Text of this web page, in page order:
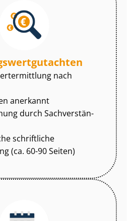
nach
anerkannt
durch Sach­ver­stän­
schriftliche
(ca. 60-90 Seiten)